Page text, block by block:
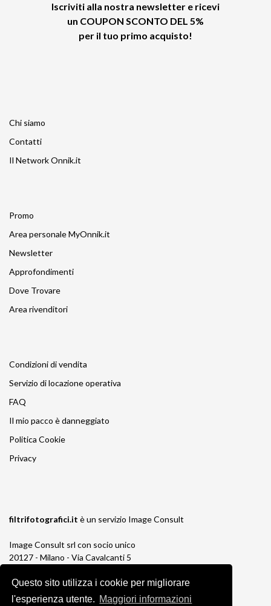
Questo sito utilizza i cookie per migliorare
l'esperienza utente. Maggiori informazioni
Iscriviti alla nostra newsletter e ricevi
un COUPON SCONTO DEL 5%
per il tuo primo acquisto!
Chi siamo
Contatti
Il Network Onnik.it
Promo
Area personale MyOnnik.it
Newsletter
Approfondimenti
Dove Trovare
Area rivenditori
Condizioni di vendita
Servizio di locazione operativa
FAQ
Il mio pacco è danneggiato
Politica Cookie
Privacy
filtrifotografici.it è un servizio Image Consult
Image Consult srl con socio unico
20127 - Milano - Via Cavalcanti 5
P.IVA e C.F. 03383650961
REA 1673647 CCIAA Milano Monza Brianza